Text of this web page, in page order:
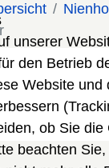
unserer
den Betrieb
Website und
ob Sie die
beachten